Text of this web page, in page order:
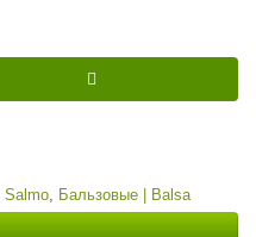
Salmo, Бальзовые | Balsa